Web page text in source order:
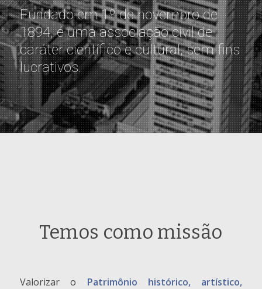
Fundado em 1º de novembro de
1894, é uma associação civil de
caráter científico e cultural, sem fins
lucrativos.
Temos como missão
Valorizar o Patrimônio histórico, artístico,